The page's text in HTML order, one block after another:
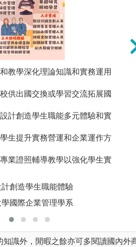
教學深化理論知識和實務運用
供出國交換或學習交流拓展國
計創造學生職能多元體驗和實
生提升實務營運和企業運作方
業證照輔導教學以強化學生實
創造學生職能體驗
國際企業管理學系
識外，閒暇之餘亦可多閱讀國內外